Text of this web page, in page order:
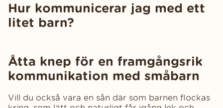
Hur kommunicerar jag med ett
litet barn?
Åtta knep för en framgångsrik
kommunikation med småbarn
Vill du också vara en sån där som barnen flockas